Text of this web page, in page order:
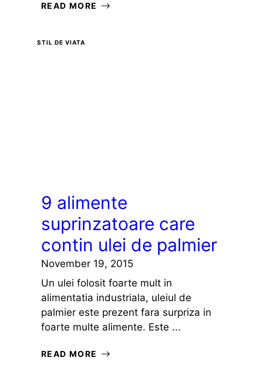
READ MORE
STIL DE VIATA
9 alimente
suprinzatoare care
contin ulei de palmier
November 19, 2015
Un ulei folosit foarte mult in
alimentatia industriala, uleiul de
palmier este prezent fara surpriza in
foarte multe alimente. Este ...
READ MORE